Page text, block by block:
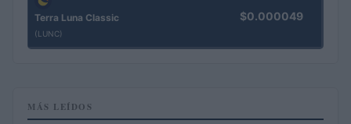
Terra Luna Classic
(LUNC)
$0.000049
MÁS LEÍDOS